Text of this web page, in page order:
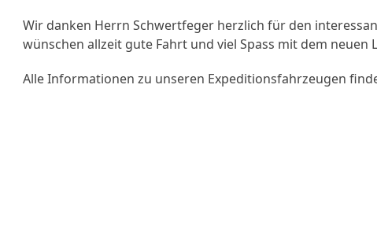
Wir danken Herrn Schwertfeger herzlich für den
wünschen allzeit gute Fahrt und viel Spass mit dem neuen
Alle Informationen zu unseren Expeditionsfahrzeugen